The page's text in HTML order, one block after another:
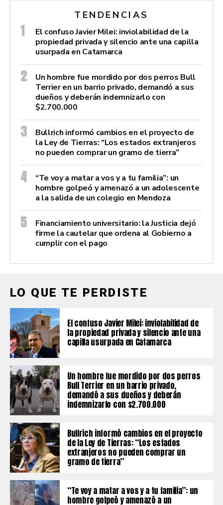
TENDENCIAS
El confuso Javier Milei: inviolabilidad de la
propiedad privada y silencio ante una capilla
usurpada en Catamarca
Un hombre fue mordido por dos perros Bull
Terrier en un barrio privado, demandó a sus
dueños y deberán indemnizarlo con
$2.700.000
Bullrich informó cambios en el proyecto de
la Ley de Tierras: “Los estados extranjeros
no pueden comprar un gramo de tierra”
“Te voy a matar a vos y a tu familia”: un
hombre golpeó y amenazó a un adolescente
a la salida de un colegio en Mendoza
Financiamiento universitario: la Justicia dejó
firme la cautelar que ordena al Gobierno a
cumplir con el pago
LO QUE TE PERDISTE
El confuso Javier Milei: inviolabilidad de
la propiedad privada y silencio ante una
capilla usurpada en Catamarca
Un hombre fue mordido por dos perros
Bull Terrier en un barrio privado,
demandó a sus dueños y deberán
indemnizarlo con $2.700.000
Bullrich informó cambios en el proyecto
de la Ley de Tierras: “Los estados
extranjeros no pueden comprar un
gramo de tierra”
“Te voy a matar a vos y a tu familia”: un
hombre golpeó y amenazó a un